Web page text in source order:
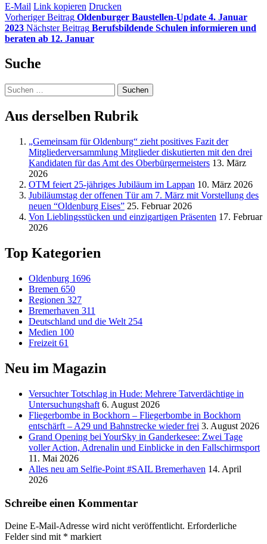
E-Mail Link kopieren Drucken
Vorheriger Beitrag Oldenburger Baustellen-Update 4. Januar
2023 Nächster Beitrag Berufsbildende Schulen informieren und
beraten ab 12. Januar
Suche
Suchen
nach:
Aus derselben Rubrik
„Gemeinsam für Oldenburg“ zieht positives Fazit der
Mitgliederversammlung Mitglieder diskutierten mit den drei
Kandidaten für das Amt des Oberbürgermeisters 13. März
2026
OTM feiert 25-jähriges Jubiläum im Lappan 10. März 2026
Jubiläumstag der offenen Tür am 7. März mit Vorstellung des
neuen “Oldenburg Eises” 25. Februar 2026
Von Lieblingsstücken und einzigartigen Präsenten 17. Februar
2026
Top Kategorien
Oldenburg 1696
Bremen 650
Regionen 327
Bremerhaven 311
Deutschland und die Welt 254
Medien 100
Freizeit 61
Neu im Magazin
Versucht­er Totschlag in Hude: Mehrere Tatverdächtige in
Untersuchungshaft 6. August 2026
Fliegerbombe in Bockhorn – Fliegerbombe in Bockhorn
entschärft – A29 und Bahnstrecke wieder frei 3. August 2026
Grand Opening bei YourSky in Ganderkesee: Zwei Tage
voller Action, Adrenalin und Einblicke in den Fallschirmsport
11. Mai 2026
Alles neu am Selfie-Point #SAIL Bremerhaven 14. April
2026
Schreibe einen Kommentar
Deine E-Mail-Adresse wird nicht veröffentlicht. Erforderliche
Felder sind mit * markiert